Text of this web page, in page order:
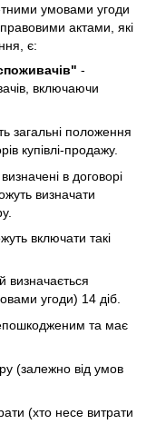
умовами угоди
актами, які
є:
-
включаючи
загальні положення
купівлі-продажу.
в договорі
визначати
включати такі
визначається
угоди) 14 діб.
та має
(залежно від умов
(хто несе витрати